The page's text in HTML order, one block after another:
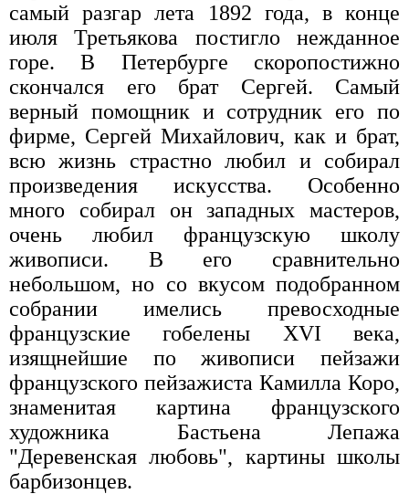
самый разгар лета 1892 года, в конце
июля Третьякова постигло нежданное
горе. В Петербурге скоропостижно
скончался его брат Сергей. Самый
верный помощник и сотрудник его по
фирме, Сергей Михайлович, как и брат,
всю жизнь страстно любил и собирал
произведения искусства. Особенно
много собирал он западных мастеров,
очень любил французскую школу
живописи. В его сравнительно
небольшом, но со вкусом подобранном
собрании имелись превосходные
французские гобелены XVI века,
изящнейшие по живописи пейзажи
французского пейзажиста Камилла Коро,
знаменитая картина французского
художника Бастьена Лепажа
"Деревенская любовь", картины школы
барбизонцев.